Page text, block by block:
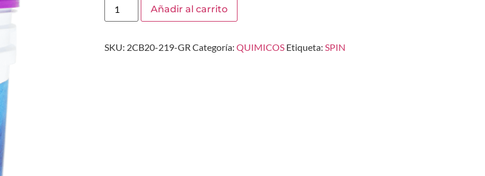
Añadir al carrito
SKU: 2CB20-219-GR Categoría: QUIMICOS Etiqueta: SPIN